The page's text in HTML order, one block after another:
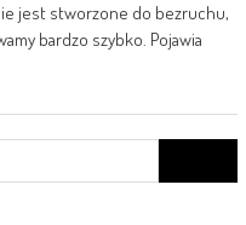
jest stworzone do bezruchu,
bardzo szybko. Pojawia
for: